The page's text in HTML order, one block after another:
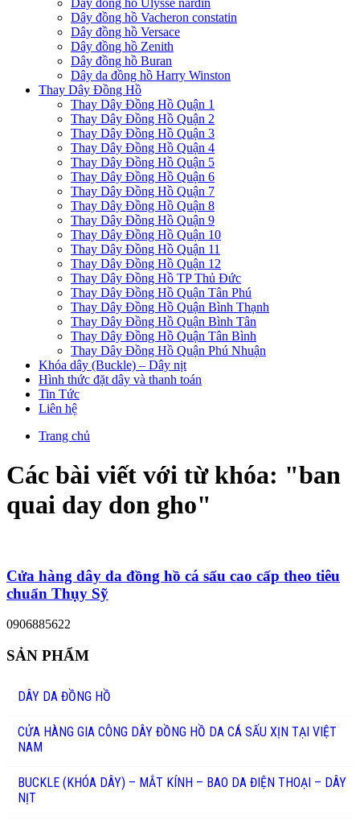
Dây đồng hồ Ulysse nardin
Dây đồng hồ Vacheron constatin
Dây đồng hồ Versace
Dây đồng hồ Zenith
Dây đồng hồ Buran
Dây da đồng hồ Harry Winston
Thay Dây Đồng Hồ
Thay Dây Đồng Hồ Quận 1
Thay Dây Đồng Hồ Quận 2
Thay Dây Đồng Hồ Quận 3
Thay Dây Đồng Hồ Quận 4
Thay Dây Đồng Hồ Quận 5
Thay Dây Đồng Hồ Quận 6
Thay Dây Đồng Hồ Quận 7
Thay Dây Đồng Hồ Quận 8
Thay Dây Đồng Hồ Quận 9
Thay Dây Đồng Hồ Quận 10
Thay Dây Đồng Hồ Quận 11
Thay Dây Đồng Hồ Quận 12
Thay Dây Đồng Hồ TP Thủ Đức
Thay Dây Đồng Hồ Quận Tân Phú
Thay Dây Đồng Hồ Quận Bình Thạnh
Thay Dây Đồng Hồ Quận Bình Tân
Thay Dây Đồng Hồ Quận Tân Bình
Thay Dây Đồng Hồ Quận Phú Nhuận
Khóa dây (Buckle) – Dây nịt
Hình thức đặt dây và thanh toán
Tin Tức
Liên hệ
Trang chủ
Các bài viết với từ khóa: "ban
quai day don gho"
Cửa hàng dây da đồng hồ cá sấu cao cấp theo tiêu
chuẩn Thụy Sỹ
0906885622
SẢN PHẨM
DÂY DA ĐỒNG HỒ
CỬA HÀNG GIA CÔNG DÂY ĐỒNG HỒ DA CÁ SẤU XỊN TẠI VIỆT
NAM
BUCKLE (KHÓA DÂY) – MẮT KÍNH – BAO DA ĐIỆN THOẠI – DÂY
NỊT